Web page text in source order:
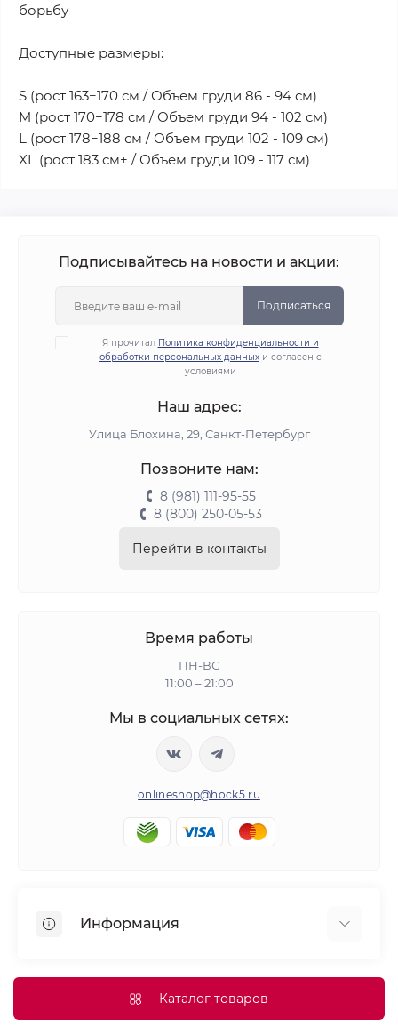
борьбу
Доступные размеры:
S (рост 163−170 см / Объем груди 86 - 94 см)
M (рост 170−178 см / Объем груди 94 - 102 см)
L (рост 178−188 см / Объем груди 102 - 109 см)
XL (рост 183 см+ / Объем груди 109 - 117 см)
Подписывайтесь на новости и акции:
Подписаться
Я прочитал Политика конфиденциальности и
обработки персональных данныхи согласен с
условиями
Наш адрес:
Улица Блохина, 29, Санкт-Петербург
Позвоните нам:
8 (981) 111-95-55
8 (800) 250-05-53
Перейти в контакты
Время работы
ПН-ВС
11:00 – 21:00
Мы в социальных сетях:
onlineshop@hock5.ru
Информация
Доставка
Каталог товаров